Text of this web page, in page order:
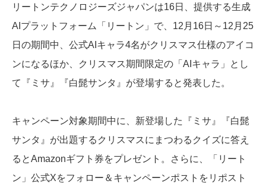
リートンテクノロジーズジャパンは16日、提供する生成
AIプラットフォーム「リートン」で、12月16日～12月25
日の期間中、公式AIキャラ4名がクリスマス仕様のアイコ
ンになるほか、クリスマス期間限定の「AIキャラ」とし
て『ミサ』『白髭サンタ』が登場すると発表した。
キャンペーン対象期間中に、新登場した『ミサ』『白髭
サンタ』が出題するクリスマスにまつわるクイズに答え
るとAmazonギフト券をプレゼント。さらに、「リート
ン」公式Xをフォロー＆キャンペーンポストをリポスト